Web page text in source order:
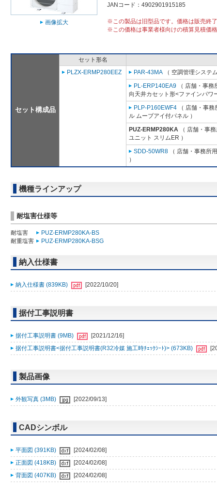
画像拡大
JANコード：4902901915185
※この製品は旧型品です。価格は販売終
※この価格は事業者様向けの積算見積価
セット構成品
セット形名
PLZX-ERMP280EEZ
PAR-43MA （ 空調管理システ
PL-ERP140EA9 （ 店舗・事
向天井カセット形<ファインパワ
PLP-P160EWF4 （ 店舗・事
ル ムーブアイ付パネル ）
PUZ-ERMP280KA （ 店舗・事
ユニット スリムER ）
SDD-50WR8 （ 店舗・事務所
）
機種ラインアップ
耐塩害仕様等
耐塩害
PUZ-ERMP280KA-BS
耐重塩害
PUZ-ERMP280KA-BSG
納入仕様書
納入仕様書 (839KB) [2022/10/20]
据付工事説明書
据付工事説明書 (9MB)
[2021/12/16]
据付工事説明書<据付工事説明書(R32冷媒 施工時ﾁｪｯｸｼｰﾄ)> (673KB)
製品画像
外観写真 (3MB) [2022/09/13]
CADシンボル
平面図 (391KB)
[2024/02/08]
正面図 (418KB)
[2024/02/08]
背面図 (407KB)
[2024/02/08]